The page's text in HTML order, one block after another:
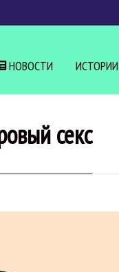
НОВОСТИ ИСТОРИИ
секс